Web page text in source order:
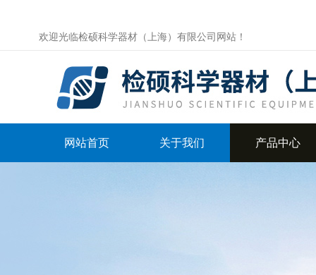
欢迎光临检硕科学器材（上海）有限公司网站！
网站首页 关于我们 产品中心